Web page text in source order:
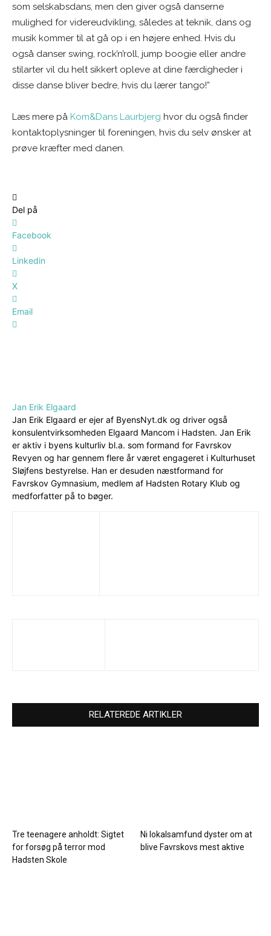
som selskabsdans, men den giver også danserne
mulighed for videreudvikling, således at teknik, dans og
musik kommer til at gå op i en højere enhed. Hvis du
også danser swing, rock’n’roll, jump boogie eller andre
stilarter vil du helt sikkert opleve at dine færdigheder i
disse danse bliver bedre, hvis du lærer tango!”
Læs mere på Kom&Dans Laurbjerg hvor du også finder
kontaktoplysninger til foreningen, hvis du selv ønsker at
prøve kræfter med danen.
Del på
Facebook
Linkedin
X
Email
Jan Erik Elgaard
Jan Erik Elgaard er ejer af ByensNyt.dk og driver også
konsulentvirksomheden Elgaard Mancom i Hadsten. Jan Erik
er aktiv i byens kulturliv bl.a. som formand for Favrskov
Revyen og har gennem flere år været engageret i Kulturhuset
Sløjfens bestyrelse. Han er desuden næstformand for
Favrskov Gymnasium, medlem af Hadsten Rotary Klub og
medforfatter på to bøger.
RELATEREDE ARTIKLER
Tre teenagere anholdt: Sigtet
for forsøg på terror mod
Hadsten Skole
Ni lokalsamfund dyster om at
blive Favrskovs mest aktive